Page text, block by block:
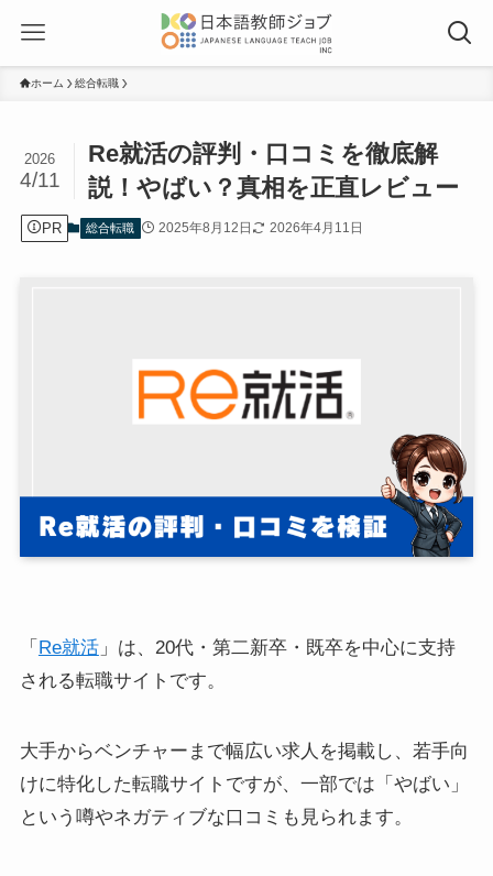
ホーム 総合転職
Re就活の評判・口コミを徹底解
説！やばい？真相を正直レビュー
2026
4/11
PR 総合転職 2025年8月12日 2026年4月11日
「 Re就活」は、20代・第二新卒・既卒を中心に支持
される転職サイトです。
大手からベンチャーまで幅広い求人を掲載し、若手向
けに特化した転職サイトですが、一部では「やばい」
という噂やネガティブな口コミも見られます。